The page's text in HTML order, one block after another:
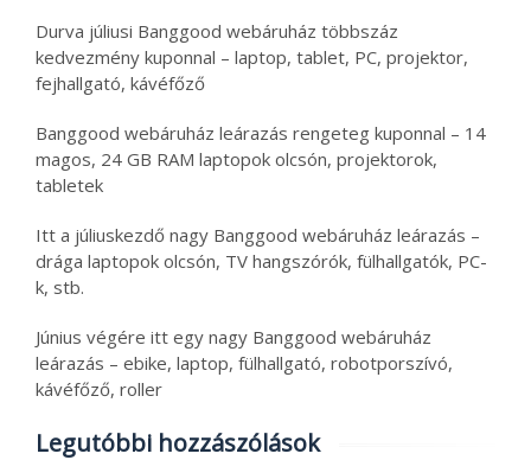
Durva júliusi Banggood webáruház többszáz
kedvezmény kuponnal – laptop, tablet, PC, projektor,
fejhallgató, kávéfőző
Banggood webáruház leárazás rengeteg kuponnal – 14
magos, 24 GB RAM laptopok olcsón, projektorok,
tabletek
Itt a júliuskezdő nagy Banggood webáruház leárazás –
drága laptopok olcsón, TV hangszórók, fülhallgatók, PC-
k, stb.
Június végére itt egy nagy Banggood webáruház
leárazás – ebike, laptop, fülhallgató, robotporszívó,
kávéfőző, roller
Legutóbbi hozzászólások